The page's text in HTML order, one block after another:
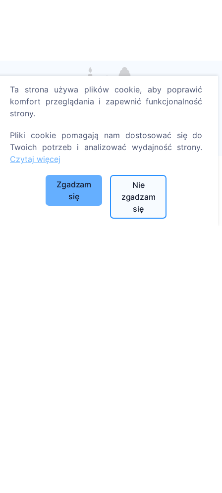
Zapal cyfrową świecę - posadź drzewo!
Czytaj więcej
1390
O CEMETY
Ta strona używa plików cookie, aby poprawić
komfort przeglądania i zapewnić funkcjonalność
strony.
Pliki cookie pomagają nam dostosować się do
Twoich potrzeb i analizować wydajność strony.
Czytaj więcej
Zgadzam
się
Nie
zgadzam
się